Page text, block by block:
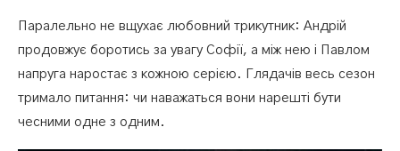
Паралельно не вщухає любовний трикутник: Андрій
продовжує боротись за увагу Софії, а між нею і Павлом
напруга наростає з кожною серією. Глядачів весь сезон
тримало питання: чи наважаться вони нарешті бути
чесними одне з одним.